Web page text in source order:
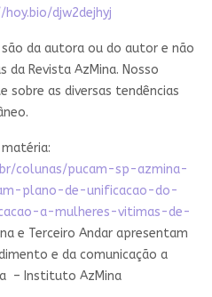
djw2dejhyj
da autora ou do autor e não
Revista AzMina. Nosso
as diversas tendências
matéria:
colunas/pucam-sp-azmina-
plano-de-unificacao-do-
a-mulheres-vitimas-de-
e Terceiro Andar apresentam
e da comunicação a
– Instituto AzMina